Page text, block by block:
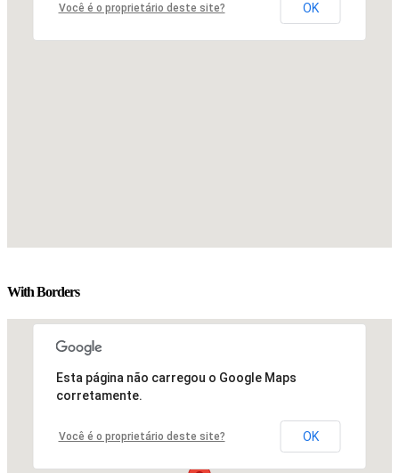
Você é o proprietário deste site? OK
With Borders
Esta página não carregou o Google Maps
corretamente.
Você é o proprietário deste site? OK